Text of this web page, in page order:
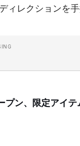
ィレクションを手
プン、限定アイテ